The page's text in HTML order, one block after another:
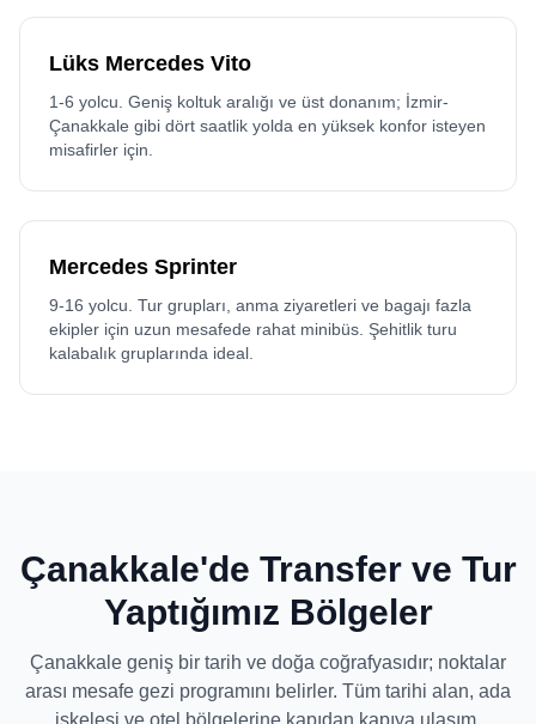
Lüks Mercedes Vito
1-6 yolcu. Geniş koltuk aralığı ve üst donanım; İzmir-
Çanakkale gibi dört saatlik yolda en yüksek konfor isteyen
misafirler için.
Mercedes Sprinter
9-16 yolcu. Tur grupları, anma ziyaretleri ve bagajı fazla
ekipler için uzun mesafede rahat minibüs. Şehitlik turu
kalabalık gruplarında ideal.
Çanakkale'de Transfer ve Tur
Yaptığımız Bölgeler
Çanakkale geniş bir tarih ve doğa coğrafyasıdır; noktalar
arası mesafe gezi programını belirler. Tüm tarihi alan, ada
iskelesi ve otel bölgelerine kapıdan kapıya ulaşım.